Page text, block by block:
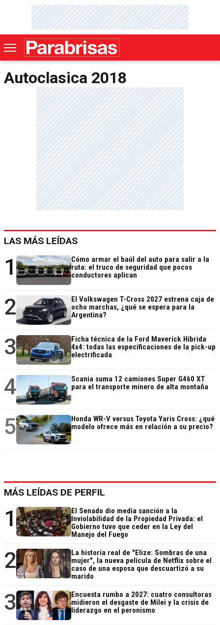
Autoclasica 2018
LAS MÁS LEÍDAS
1
Cómo armar el baúl del auto para salir a la
ruta: el truco de seguridad que pocos
conductores aplican
2
El Volkswagen T-Cross 2027 estrena caja de
ocho marchas, ¿qué se espera para la
Argentina?
3
Ficha técnica de la Ford Maverick Híbrida
4x4: todas las especificaciones de la pick-up
electrificada
4
Scania suma 12 camiones Super G460 XT
para el transporte minero de alta montaña
5
Honda WR-V versus Toyota Yaris Cross: ¿qué
modelo ofrece más en relación a su precio?
MÁS LEÍDAS DE PERFIL
1
El Senado dio media sanción a la
Inviolabilidad de la Propiedad Privada: el
Gobierno tuvo que ceder en la Ley del
Manejo del Fuego
2
La historia real de "Elize: Sombras de una
mujer", la nueva película de Netflix sobre el
caso de una esposa que descuartizó a su
marido
3
Encuesta rumbo a 2027: cuatro consultoras
midieron el desgaste de Milei y la crisis de
liderazgo en el peronismo